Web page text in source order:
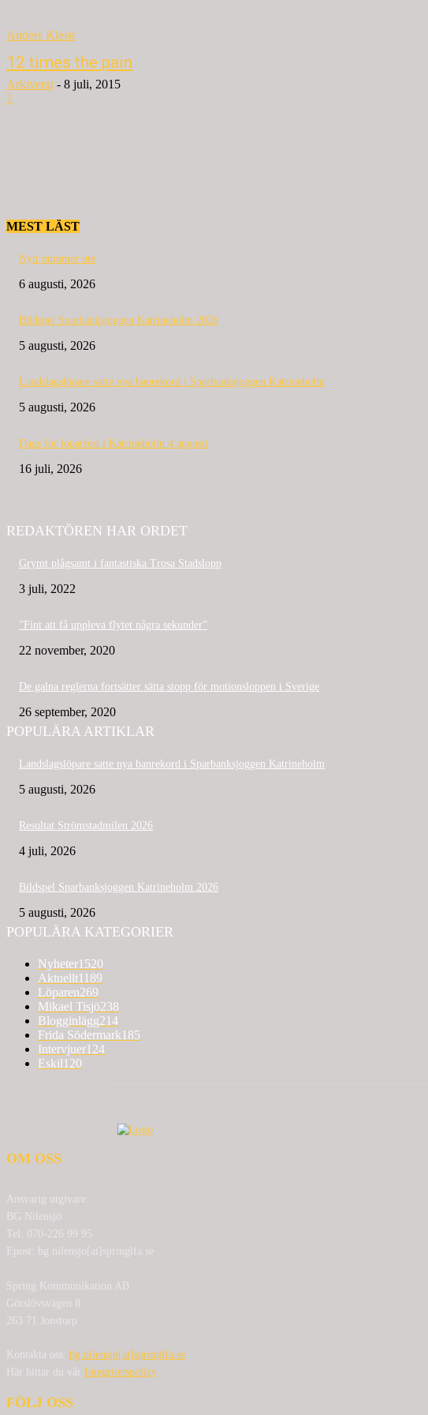
Anders Kleist
12 times the pain
Arkiverat - 8 juli, 2015
1
MEST LÄST
Nytt nummer ute
6 augusti, 2026
Bildspel Sparbanksjoggen Katrineholm 2026
5 augusti, 2026
Landslagslöpare satte nya banrekord i Sparbanksjoggen Katrineholm
5 augusti, 2026
Dags för löparfest i Katrineholm 4 augusti
16 juli, 2026
REDAKTÖREN HAR ORDET
Grymt plågsamt i fantastiska Trosa Stadslopp
3 juli, 2022
”Fint att få uppleva flytet några sekunder”
22 november, 2020
De galna reglerna fortsätter sätta stopp för motionsloppen i Sverige
26 september, 2020
POPULÄRA ARTIKLAR
Landslagslöpare satte nya banrekord i Sparbanksjoggen Katrineholm
5 augusti, 2026
Resultat Strömstadmilen 2026
4 juli, 2026
Bildspel Sparbanksjoggen Katrineholm 2026
5 augusti, 2026
POPULÄRA KATEGORIER
Nyheter1520
Aktuellt1189
Löparen269
Mikael Tisjö238
Blogginlägg214
Frida Södermark185
Intervjuer124
Eskil120
OM OSS
Ansvarig utgivare:
BG Nilensjö
Tel: 070-226 99 95
Epost: bg.nilensjo[at]springlfa.se
Spring Kommunikation AB
Görslövsvägen 8
263 71 Jonstorp
Kontakta oss: bg.nilensjo[at]springlfa.se
Här hittar du vår Integritetspolicy
FÖLJ OSS